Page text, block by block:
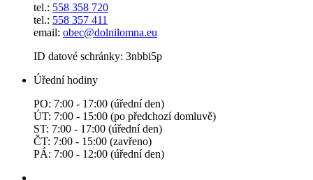
tel.: 558 358 720
tel.: 558 357 411
email: obec@dolnilomna.eu
ID datové schránky: 3nbbi5p
Úřední hodiny
PO: 7:00 - 17:00 (úřední den)
ÚT: 7:00 - 15:00 (po předchozí domluvě)
ST: 7:00 - 17:00 (úřední den)
ČT: 7:00 - 15:00 (zavřeno)
PÁ: 7:00 - 12:00 (úřední den)